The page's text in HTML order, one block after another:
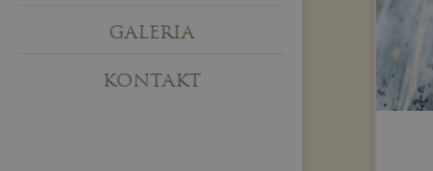
GALERIA
KONTAKT